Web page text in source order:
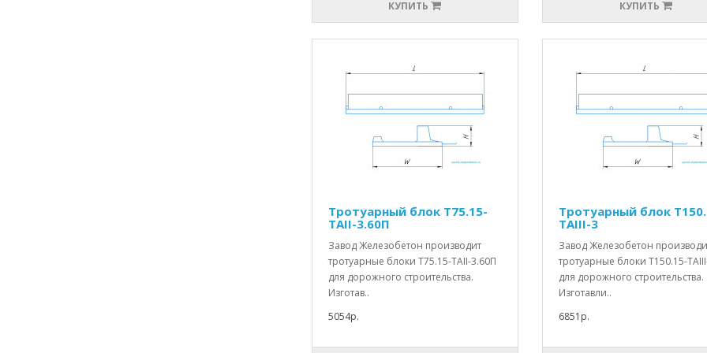
КУПИТЬ КУПИТЬ
Тротуарный блок Т75.15-
TAII-3.60П
Завод Железобетон производит
тротуарные блоки Т75.15-TAII-3.60П
для дорожного строительства.
Изготав..
5054р.
Тротуарный блок
TAIII-3
Завод Железобетон
тротуарные блоки Т150.15-
для дорожного строительства.
Изготавли..
6851р.